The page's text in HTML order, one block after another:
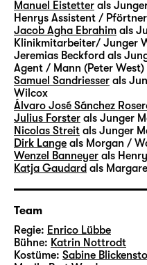
In Szenen und
Traumsequenzen
Jahre — ihre
und Ängste, ihre
Ansichten und
Geborgenheit,
gibt es das nur
Die Lebenswege der
von individuellen
mehr noch von
die lange vor ihnen
getreten sind.
gewissermaßen.
Mit Walter, Mitte 60,
begegnen sich auch
Manuel Eistetter als
Henrys Assistent / Pförtner
Jacob Agha Ebrahim als
Klinikmitarbeiter/ Junger
Jeremias Beckford als
Agent / Mann (Peter West)
Samuel Sandriesser als
Wilcox
Álvaro José Sánchez
Julius Forster als Junger
Nicolas Streit als Junger
Dirk Lange als Morgan /
Wenzel Banneyer als
Katja Gaudard als
Team
Regie: Enrico Lübbe
Bühne: Katrin Nottrodt
Kostüme: Sabine